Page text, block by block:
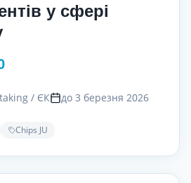
у сфері
/ ЄК до 3 березня 2026
Chips JU